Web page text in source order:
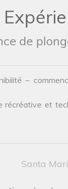
de
–
et
Santa